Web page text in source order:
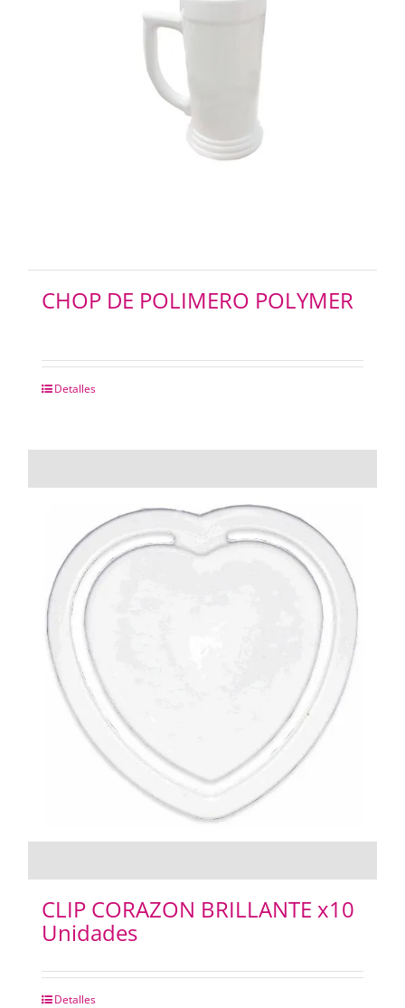
CHOP DE POLIMERO POLYMER
Detalles
CLIP CORAZON BRILLANTE x10
Unidades
Detalles